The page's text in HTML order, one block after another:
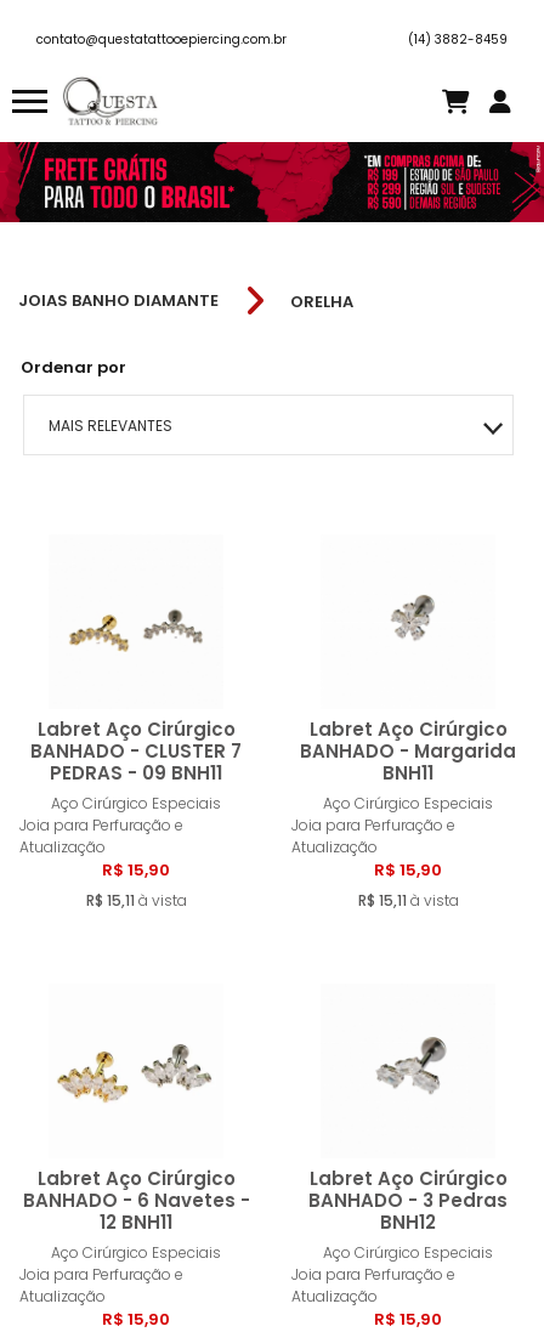
contato@questatattooepiercing.com.br (14) 3882-8459
JOIAS BANHO DIAMANTE ORELHA
Ordenar por
MAIS RELEVANTES
MAIOR PREÇO
Labret Aço Cirúrgico
BANHADO - CLUSTER 7
PEDRAS - 09 BNH11
Aço Cirúrgico Especiais
Joia para Perfuração e
Atualização
R$ 15,90
R$ 15,11 à vista
Comprar
Labret Aço Cirúrgico
BANHADO - Margarida
BNH11
Aço Cirúrgico Especiais
Joia para Perfuração e
Atualização
R$ 15,90
R$ 15,11 à vista
Labret Aço Cirúrgico
BANHADO - 6 Navetes -
12 BNH11
Aço Cirúrgico Especiais
Joia para Perfuração e
Atualização
R$ 15,90
Comprar
Labret Aço Cirúrgico
BANHADO - 3 Pedras
BNH12
Aço Cirúrgico Especiais
Joia para Perfuração e
Atualização
R$ 15,90